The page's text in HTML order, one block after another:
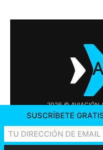
2026 © AVIACIÓN
SUSCRÍBETE